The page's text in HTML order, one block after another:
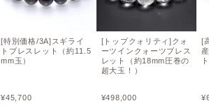
[特別価格/3A]スギライ
トブレスレット（約11.5
mm玉）
¥45,700
[トップクォリティ]クォ
ーツインクォーツブレス
レット（約18mm圧巻の
超大玉！）
¥498,000
[
¥